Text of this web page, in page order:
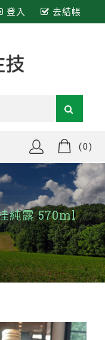
登入 去結帳
(0)
純露 570ml